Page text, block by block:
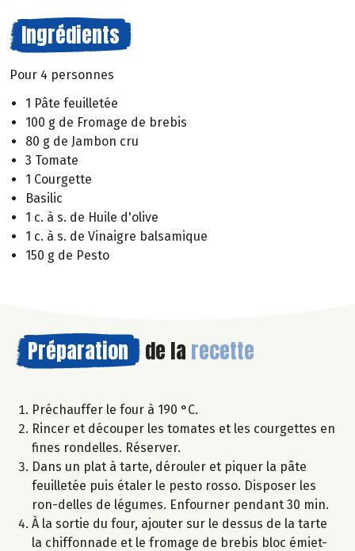
Ingrédients
Pour 4 personnes
1 Pâte feuilletée
100 g de Fromage de brebis
80 g de Jambon cru
3 Tomate
1 Courgette
Basilic
1 c. à s. de Huile d'olive
1 c. à s. de Vinaigre balsamique
150 g de Pesto
Préparation de la recette
Préchauffer le four à 190 °C.
Rincer et découper les tomates et les courgettes en
fines rondelles. Réserver.
Dans un plat à tarte, dérouler et piquer la pâte
feuilletée puis étaler le pesto rosso. Disposer les
ron-delles de légumes. Enfourner pendant 30 min.
À la sortie du four, ajouter sur le dessus de la tarte
la chiffonnade et le fromage de brebis bloc émiet-